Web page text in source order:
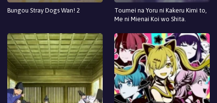
Bungou Stray Dogs Wan! 2
Toumei na Yoru ni Kakeru Kimi to,
Me ni Mienai Koi wo Shita.